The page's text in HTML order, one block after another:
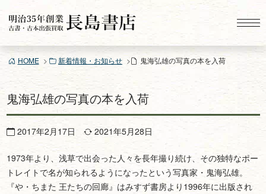
ン
ツ
ス
キ
プ
HOME 新着情報・お知らせ 鬼海弘雄の写真の本を入荷
鬼海弘雄の写真の本を入荷
2017年2月17日 2021年5月28日
1973年より、浅草で出会った人々を長年撮り続け、その独特なポー
トレイトで名が知られるようになったという写真家・鬼海弘雄。
『や・ちまた 王たちの回廊』はみすず書房より1996年に出版され